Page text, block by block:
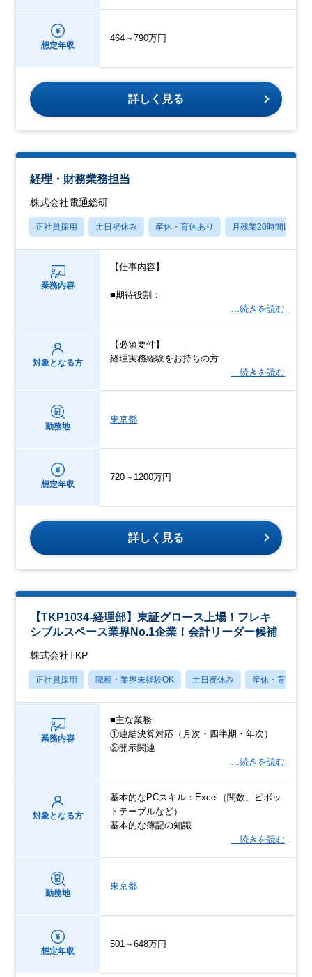
想定年収
464～790万円
詳しく見る
経理・財務業務担当
株式会社電通総研
正社員採用 土日祝休み 産休・育休あり 月残業20時間以内
業務内容
【仕事内容】
■期待役割：
…続きを読む
対象となる方
【必須要件】
経理実務経験をお持ちの方
…続きを読む
勤務地
東京都
想定年収
720～1200万円
詳しく見る
【TKP1034-経理部】東証グロース上場！フレキ
シブルスペース業界No.1企業！会計リーダー候補
株式会社TKP
正社員採用 職種・業界未経験OK 土日祝休み 産休・育休あり
業務内容
■主な業務
①連結決算対応（月次・四半期・年次）
②開示関連
…続きを読む
対象となる方
基本的なPCスキル：Excel（関数、ピボッ
トテーブルなど）
基本的な簿記の知識
…続きを読む
勤務地
東京都
想定年収
501～648万円